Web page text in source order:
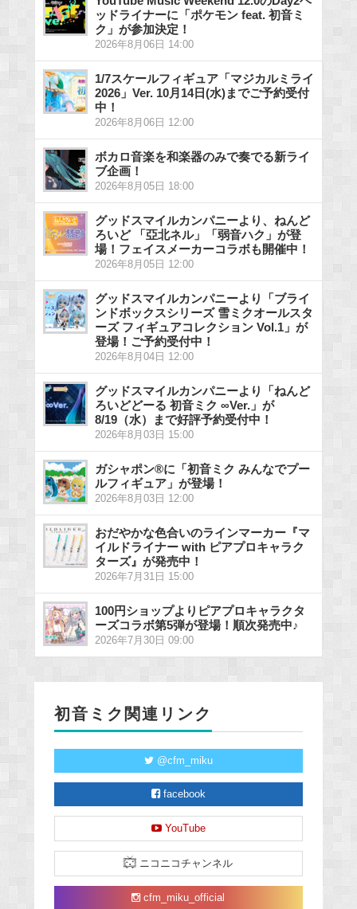
ッドライナーに「ポケモン feat. 初音ミ
ク」が参加決定！
2026年8月06日 14:00
1/7スケールフィギュア「マジカルミライ
2026」Ver. 10月14日(水)までご予約受付
中！
2026年8月06日 12:00
ボカロ音楽を和楽器のみで奏でる新ライ
ブ企画！
2026年8月05日 18:00
グッドスマイルカンパニーより、ねんど
ろいど 「亞北ネル」「弱音ハク」が登
場！フェイスメーカーコラボも開催中！
2026年8月05日 12:00
グッドスマイルカンパニーより「ブライ
ンドボックスシリーズ 雪ミクオールスタ
ーズ フィギュアコレクション Vol.1」が
登場！ご予約受付中！
2026年8月04日 12:00
グッドスマイルカンパニーより「ねんど
ろいどどーる 初音ミク ∞Ver.」が
8/19（水）まで好評予約受付中！
2026年8月03日 15:00
ガシャポン®に「初音ミク みんなでプー
ルフィギュア」が登場！
2026年8月03日 12:00
おだやかな色合いのラインマーカー『マ
イルドライナー with ピアプロキャラク
ターズ』が発売中！
2026年7月31日 15:00
100円ショップよりピアプロキャラクタ
ーズコラボ第5弾が登場！順次発売中♪
2026年7月30日 09:00
初音ミク関連リンク
@cfm_miku
facebook
YouTube
ニコニコチャンネル
cfm_miku_official